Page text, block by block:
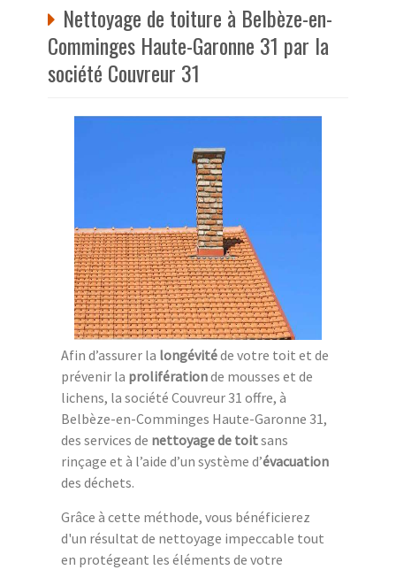
Nettoyage de toiture à Belbèze-en-
Comminges Haute-Garonne 31 par la
société Couvreur 31
Afin d’assurer la longévitéde votre toit et de
prévenir la proliférationde mousses et de
lichens, la société Couvreur 31 offre, à
Belbèze-en-Comminges Haute-Garonne 31,
des services de nettoyage de toitsans
rinçage et à l’aide d’un système d’évacuation
des déchets.
Grâce à cette méthode, vous bénéficierez
d'un résultat de nettoyage impeccable tout
en protégeant les éléments de votre